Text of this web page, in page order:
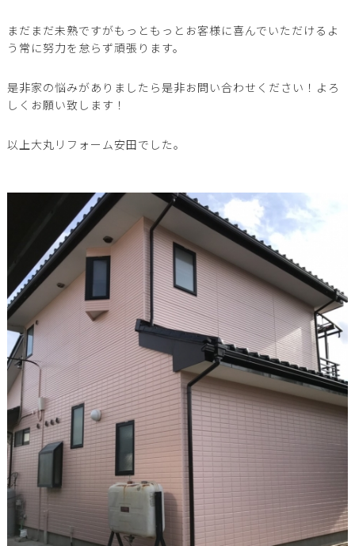
まだまだ未熟ですがもっともっとお客様に喜んでいただけるよ
う常に努力を怠らず頑張ります。
是非家の悩みがありましたら是非お問い合わせください！よろ
しくお願い致します！
以上大丸リフォーム安田でした。